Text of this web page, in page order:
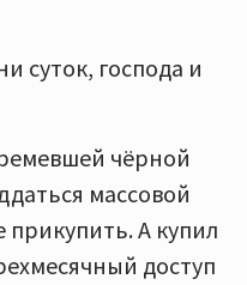
суток, господа и
чёрной
массовой
А купил
доступ